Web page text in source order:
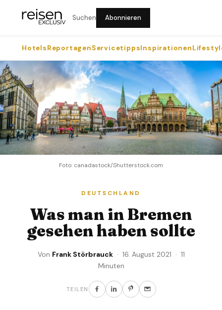
Suchen Abonnieren
HotelsReportagenServicetippsInspirationen
Foto: canadastock/Shutterstock.com
DEUTSCHLAND
Was man in Bremen
gesehen haben sollte
Von Frank Störbrauck· 16. August 2021 · 11
Minuten
TEILEN